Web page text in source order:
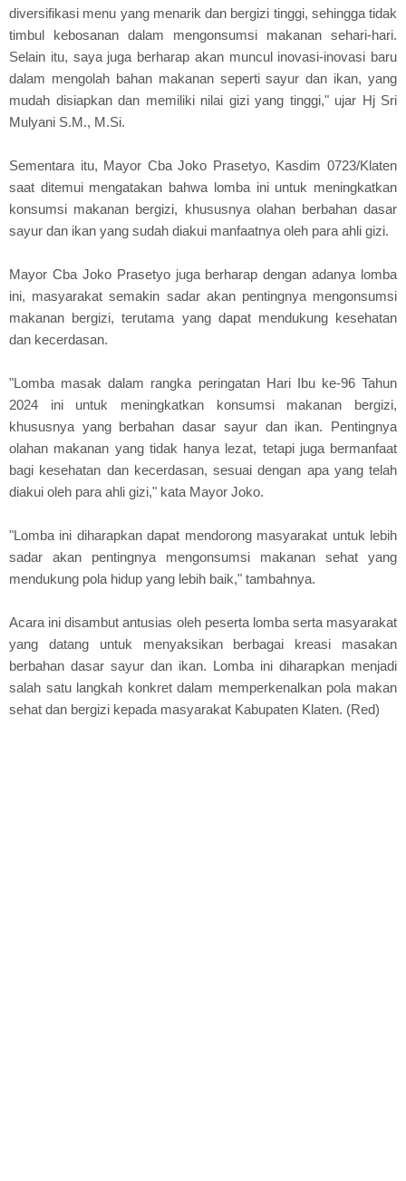
diversifikasi menu yang menarik dan bergizi tinggi, sehingga tidak
timbul kebosanan dalam mengonsumsi makanan sehari-hari.
Selain itu, saya juga berharap akan muncul inovasi-inovasi baru
dalam mengolah bahan makanan seperti sayur dan ikan, yang
mudah disiapkan dan memiliki nilai gizi yang tinggi," ujar Hj Sri
Mulyani S.M., M.Si.
Sementara itu, Mayor Cba Joko Prasetyo, Kasdim 0723/Klaten
saat ditemui mengatakan bahwa lomba ini untuk meningkatkan
konsumsi makanan bergizi, khususnya olahan berbahan dasar
sayur dan ikan yang sudah diakui manfaatnya oleh para ahli gizi.
Mayor Cba Joko Prasetyo juga berharap dengan adanya lomba
ini, masyarakat semakin sadar akan pentingnya mengonsumsi
makanan bergizi, terutama yang dapat mendukung kesehatan
dan kecerdasan.
"Lomba masak dalam rangka peringatan Hari Ibu ke-96 Tahun
2024 ini untuk meningkatkan konsumsi makanan bergizi,
khususnya yang berbahan dasar sayur dan ikan. Pentingnya
olahan makanan yang tidak hanya lezat, tetapi juga bermanfaat
bagi kesehatan dan kecerdasan, sesuai dengan apa yang telah
diakui oleh para ahli gizi," kata Mayor Joko.
"Lomba ini diharapkan dapat mendorong masyarakat untuk lebih
sadar akan pentingnya mengonsumsi makanan sehat yang
mendukung pola hidup yang lebih baik," tambahnya.
Acara ini disambut antusias oleh peserta lomba serta masyarakat
yang datang untuk menyaksikan berbagai kreasi masakan
berbahan dasar sayur dan ikan. Lomba ini diharapkan menjadi
salah satu langkah konkret dalam memperkenalkan pola makan
sehat dan bergizi kepada masyarakat Kabupaten Klaten. (Red)